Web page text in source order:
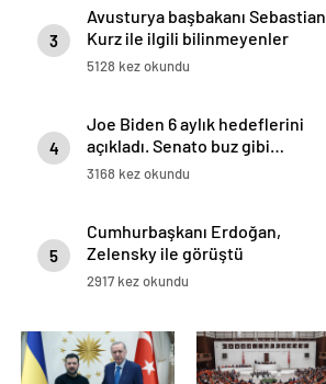
3
Avusturya başbakanı Sebastian
Kurz ile ilgili bilinmeyenler
5128 kez okundu
4
Joe Biden 6 aylık hedeflerini
açıkladı. Senato buz gibi…
3168 kez okundu
5
Cumhurbaşkanı Erdoğan,
Zelensky ile görüştü
2917 kez okundu